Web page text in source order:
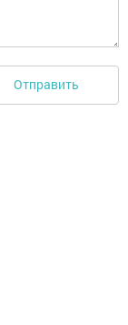
Отправить